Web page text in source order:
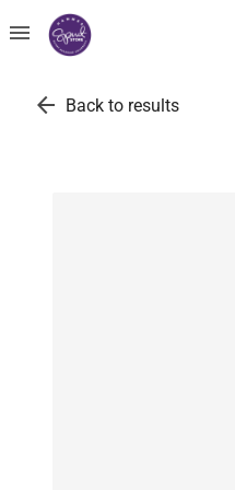
menu
arrow_back Back to results